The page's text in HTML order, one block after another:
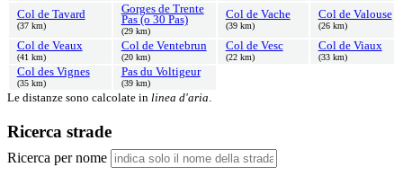
Col de Tavard
(37 km)
Gorges de Trente
Pas (o 30 Pas)
(29 km)
Col de Vache
(39 km)
Col de Valouse
(26 km)
Col de Veaux
(41 km)
Col de Ventebrun
(20 km)
Col de Vesc
(22 km)
Col de Viaux
(33 km)
Col des Vignes
(35 km)
Pas du Voltigeur
(39 km)
Le distanze sono calcolate in linea d'aria.
Ricerca strade
Ricerca per nome